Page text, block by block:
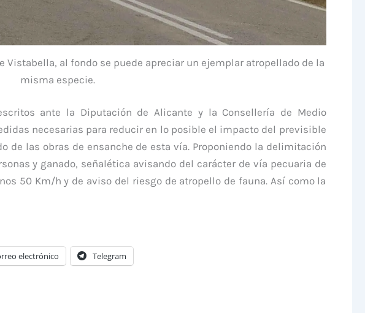
Vistabella, al fondo se puede apreciar un ejemplar atropellado de la
misma especie.
ante la Diputación de Alicante y la Consellería de Medio
necesarias para reducir en lo posible el impacto del previsible
de las obras de ensanche de esta vía. Proponiendo la delimitación
y ganado, señalética avisando del carácter de vía pecuaria de
50 Km/h y de aviso del riesgo de atropello de fauna. Así como la
electrónico Telegram